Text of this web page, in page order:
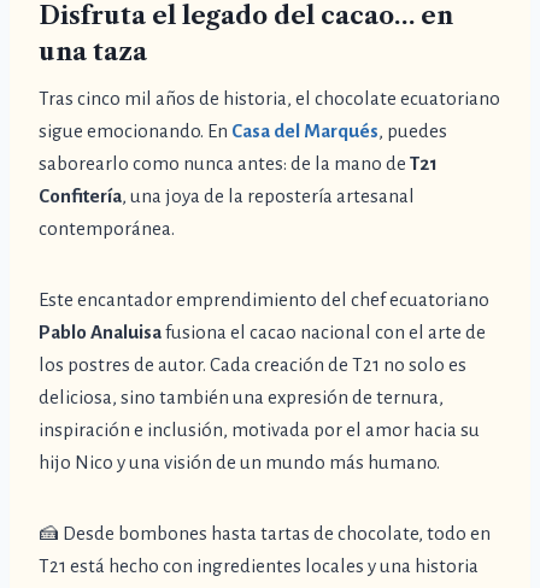
Disfruta el legado del cacao… en
una taza
Tras cinco mil años de historia, el chocolate ecuatoriano
sigue emocionando. En Casa del Marqués, puedes
saborearlo como nunca antes: de la mano de T21
Confitería, una joya de la repostería artesanal
contemporánea.
Este encantador emprendimiento del chef ecuatoriano
Pablo Analuisafusiona el cacao nacional con el arte de
los postres de autor. Cada creación de T21 no solo es
deliciosa, sino también una expresión de ternura,
inspiración e inclusión, motivada por el amor hacia su
hijo Nico y una visión de un mundo más humano.
🍰 Desde bombones hasta tartas de chocolate, todo en
T21 está hecho con ingredientes locales y una historia